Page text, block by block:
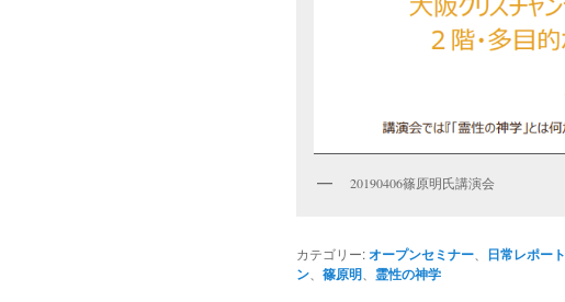
20190406篠原明氏講演会
カテゴリー:オープンセミナー 日常レポート
ン
篠原明 霊性の神学